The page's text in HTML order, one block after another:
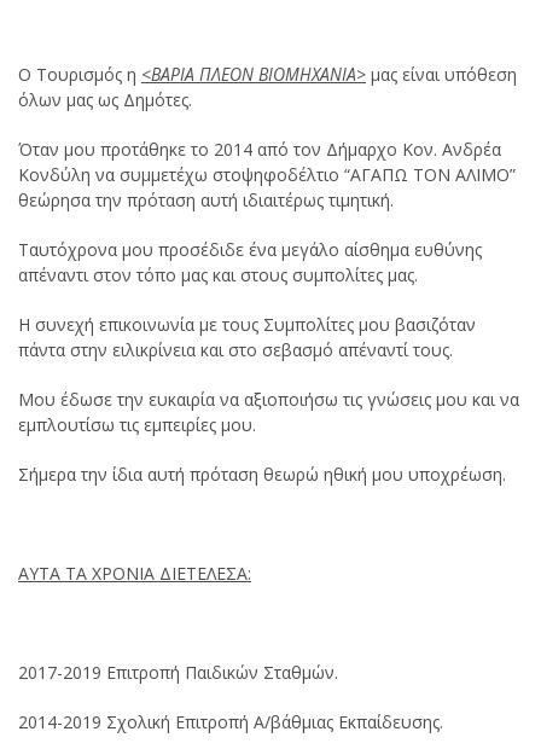
Ο Τουρισμός η <ΒΑΡΙΑ ΠΛΕΟΝ ΒΙΟΜΗΧΑΝΙΑ> μας είναι υπόθεση
όλων μας ως Δημότες.
Όταν μου προτάθηκε το 2014 από τον Δήμαρχο Κον. Ανδρέα
Κονδύλη να συμμετέχω στοψηφοδέλτιο “ΑΓΑΠΩ ΤΟΝ ΑΛΙΜΟ”
θεώρησα την πρόταση αυτή ιδιαιτέρως τιμητική.
Ταυτόχρονα μου προσέδιδε ένα μεγάλο αίσθημα ευθύνης
απέναντι στον τόπο μας και στους συμπολίτες μας.
Η συνεχή επικοινωνία με τους Συμπολίτες μου βασιζόταν
πάντα στην ειλικρίνεια και στο σεβασμό απέναντί τους.
Μου έδωσε την ευκαιρία να αξιοποιήσω τις γνώσεις μου και να
εμπλουτίσω τις εμπειρίες μου.
Σήμερα την ίδια αυτή πρόταση θεωρώ ηθική μου υποχρέωση.
ΑΥΤΑ ΤΑ ΧΡΟΝΙΑ ΔΙΕΤΕΛΕΣΑ:
2017-2019 Επιτροπή Παιδικών Σταθμών.
2014-2019 Σχολική Επιτροπή Α/βάθμιας Εκπαίδευσης.